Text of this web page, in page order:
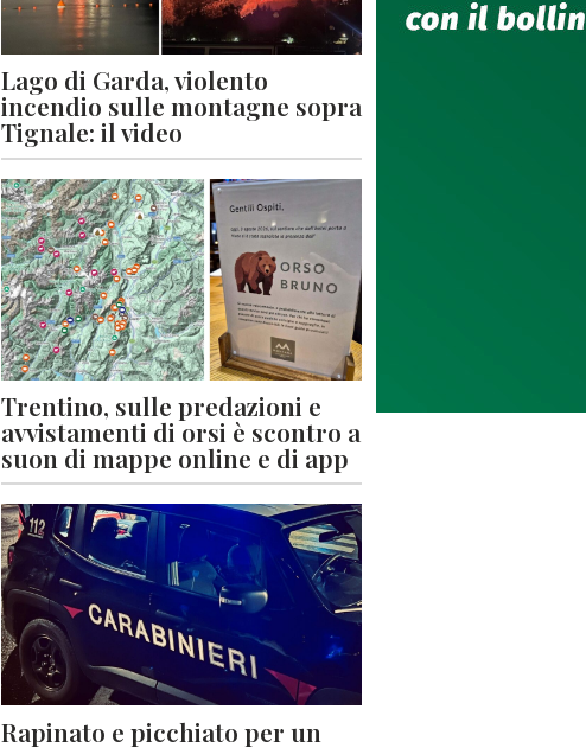
Lago di Garda, violento
incendio sulle montagne sopra
Tignale: il video
Trentino, sulle predazioni e
avvistamenti di orsi è scontro a
suon di mappe online e di app
Rapinato e picchiato per un